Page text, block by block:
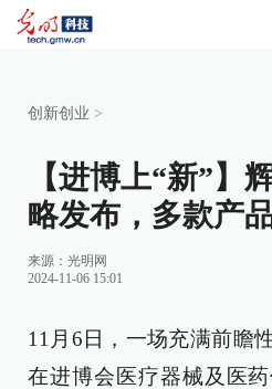
创新创业 >
【进博上“新”】
略发布，多款产
来源：光明网
2024-11-06 15:01
11月6日，一场充满前瞻
在进博会医疗器械及医